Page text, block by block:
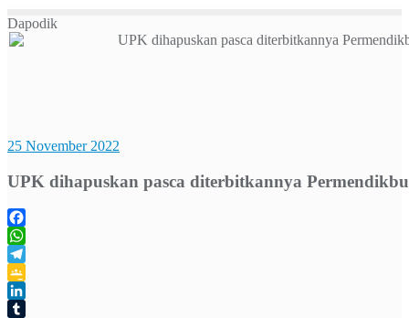
Dapodik
25 November 2022
UPK dihapuskan pasca diterbitkannya
Facebook
WhatsApp
Telegram
Google
Classroom
LinkedIn